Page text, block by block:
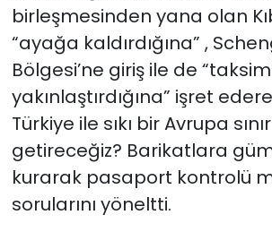
birleşmesinden yana olan
“ayağa kaldırdığına” ,
Bölgesi’ne giriş ile de
yakınlaştırdığına” işret
Türkiye ile sıkı bir Avrupa
getireceğiz? Barikatlara
kurarak pasaport kontrolü
sorularını yöneltti.